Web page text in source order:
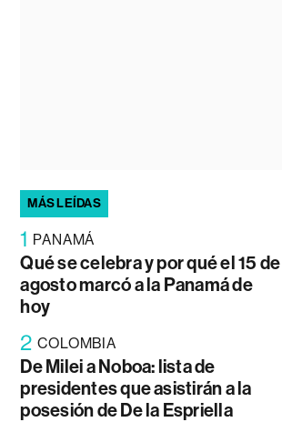
MÁS LEÍDAS
1 PANAMÁ
Qué se celebra y por qué el 15 de
agosto marcó a la Panamá de
hoy
2 COLOMBIA
De Milei a Noboa: lista de
presidentes que asistirán a la
posesión de De la Espriella